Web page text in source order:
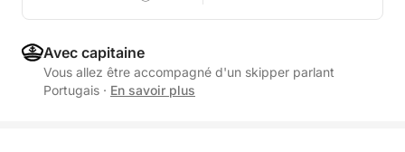
Avec capitaine
Vous allez être accompagné d'un skipper parlant
Portugais · En savoir plus